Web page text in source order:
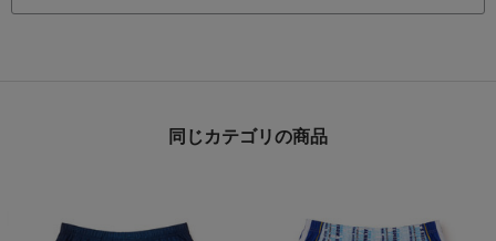
同じカテゴリの商品